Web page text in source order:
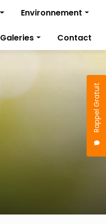
Rappel Gratuit
Environnement
Diagnostics
Gestion des travaux
Galeries Contact